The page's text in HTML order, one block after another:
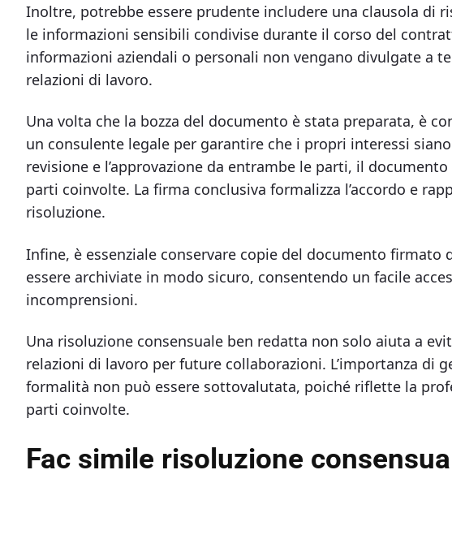
Inoltre, potrebbe essere prudente includere una clausola di
le informazioni sensibili condivise durante il corso del
informazioni aziendali o personali non vengano divulgate a
relazioni di lavoro.
Una volta che la bozza del documento è stata preparata, è
un consulente legale per garantire che i propri interessi
revisione e l’approvazione da entrambe le parti, il
parti coinvolte. La firma conclusiva formalizza l’accordo e
risoluzione.
Infine, è essenziale conservare copie del documento
essere archiviate in modo sicuro, consentendo un facile
incomprensioni.
Una risoluzione consensuale ben redatta non solo aiuta a
relazioni di lavoro per future collaborazioni. L’importanza di
formalità non può essere sottovalutata, poiché riflette la
parti coinvolte.
Fac simile risoluzione